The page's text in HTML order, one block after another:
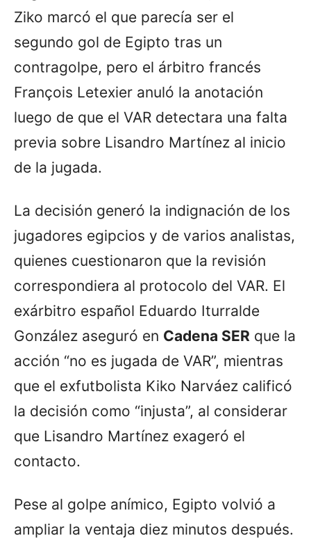
Ziko marcó el que parecía ser el
segundo gol de Egipto tras un
contragolpe, pero el árbitro francés
François Letexier anuló la anotación
luego de que el VAR detectara una falta
previa sobre Lisandro Martínez al inicio
de la jugada.
La decisión generó la indignación de los
jugadores egipcios y de varios analistas,
quienes cuestionaron que la revisión
correspondiera al protocolo del VAR. El
exárbitro español Eduardo Iturralde
González aseguró en Cadena SER que la
acción “no es jugada de VAR”, mientras
que el exfutbolista Kiko Narváez calificó
la decisión como “injusta”, al considerar
que Lisandro Martínez exageró el
contacto.
Pese al golpe anímico, Egipto volvió a
ampliar la ventaja diez minutos después.